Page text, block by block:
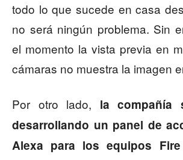
todo lo que sucede en casa
no será ningún problema. Sin
el momento la vista previa en
cámaras no muestra la imagen
Por otro lado, la compañía
desarrollando un panel de
Alexa para los equipos